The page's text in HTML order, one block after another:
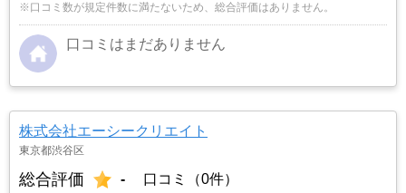
※口コミ数が規定件数に満たないため、総合評価はありません。
口コミはまだありません
株式会社エーシークリエイト
東京都渋谷区
総合評価 - 口コミ（0件）